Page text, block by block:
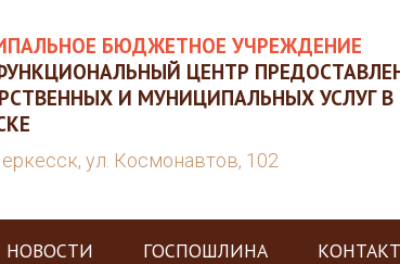
БЮДЖЕТНОЕ УЧРЕЖДЕНИЕ
ЦЕНТР
И МУНИЦИПАЛЬНЫХ УСЛУГ В
ул. Космонавтов, 102
НОВОСТИ ГОСПОШЛИНА